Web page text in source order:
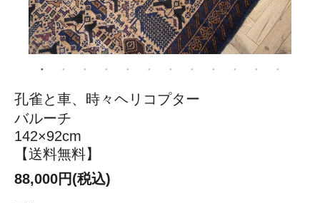
孔雀と車、時々ヘリコプター
バルーチ
142×92cm
【送料無料】
88,000円(税込)